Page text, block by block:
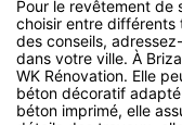
Pour le revêtement de
choisir entre différents
des conseils,
dans votre ville. À
WK Rénovation. Elle
béton décoratif
béton imprimé, elle